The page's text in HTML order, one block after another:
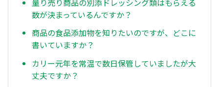
数が決まっているんですか？
商品の食品添加物を知りたいのですが、どこに
書いていますか？
カリー元年を常温で数日保管していましたが大
丈夫ですか？